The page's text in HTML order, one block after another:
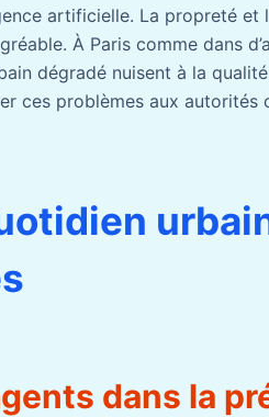
artificielle. La propreté et
À Paris comme dans
dégradé nuisent à la
ces problèmes aux autorités
dans la